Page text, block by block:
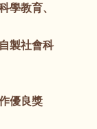
學教育、
製社會科
優良獎